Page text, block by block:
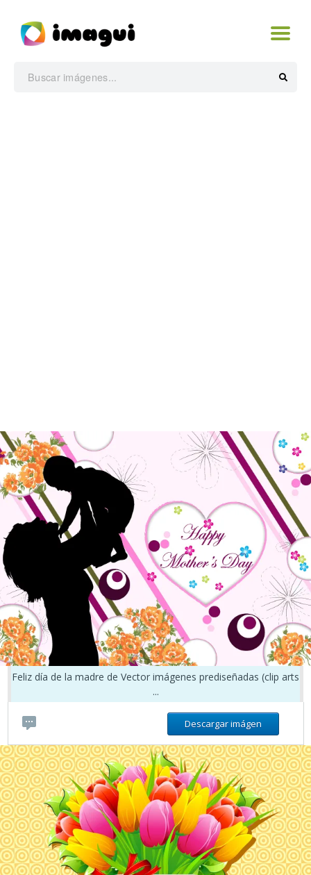
Feliz día de la madre de Vector imágenes prediseñadas (clip arts
...
Descargar imágen